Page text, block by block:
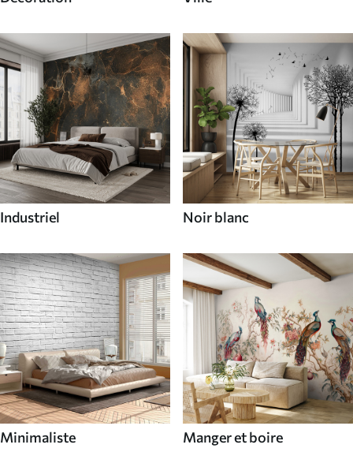
Industriel Noir blanc
Minimaliste Manger et boire